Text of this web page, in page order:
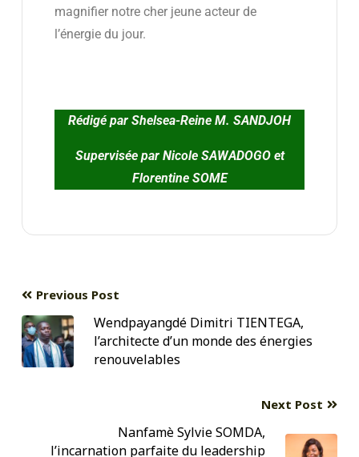
magnifier notre cher jeune acteur de
l’énergie du jour.
Rédigé par Shelsea-Reine M. SANDJOH
Supervisée par Nicole SAWADOGO et
Florentine SOME
Previous Post
Wendpayangdé Dimitri TIENTEGA,
l’architecte d’un monde des énergies
renouvelables
Next Post
Nanfamè Sylvie SOMDA,
l’incarnation parfaite du leadership